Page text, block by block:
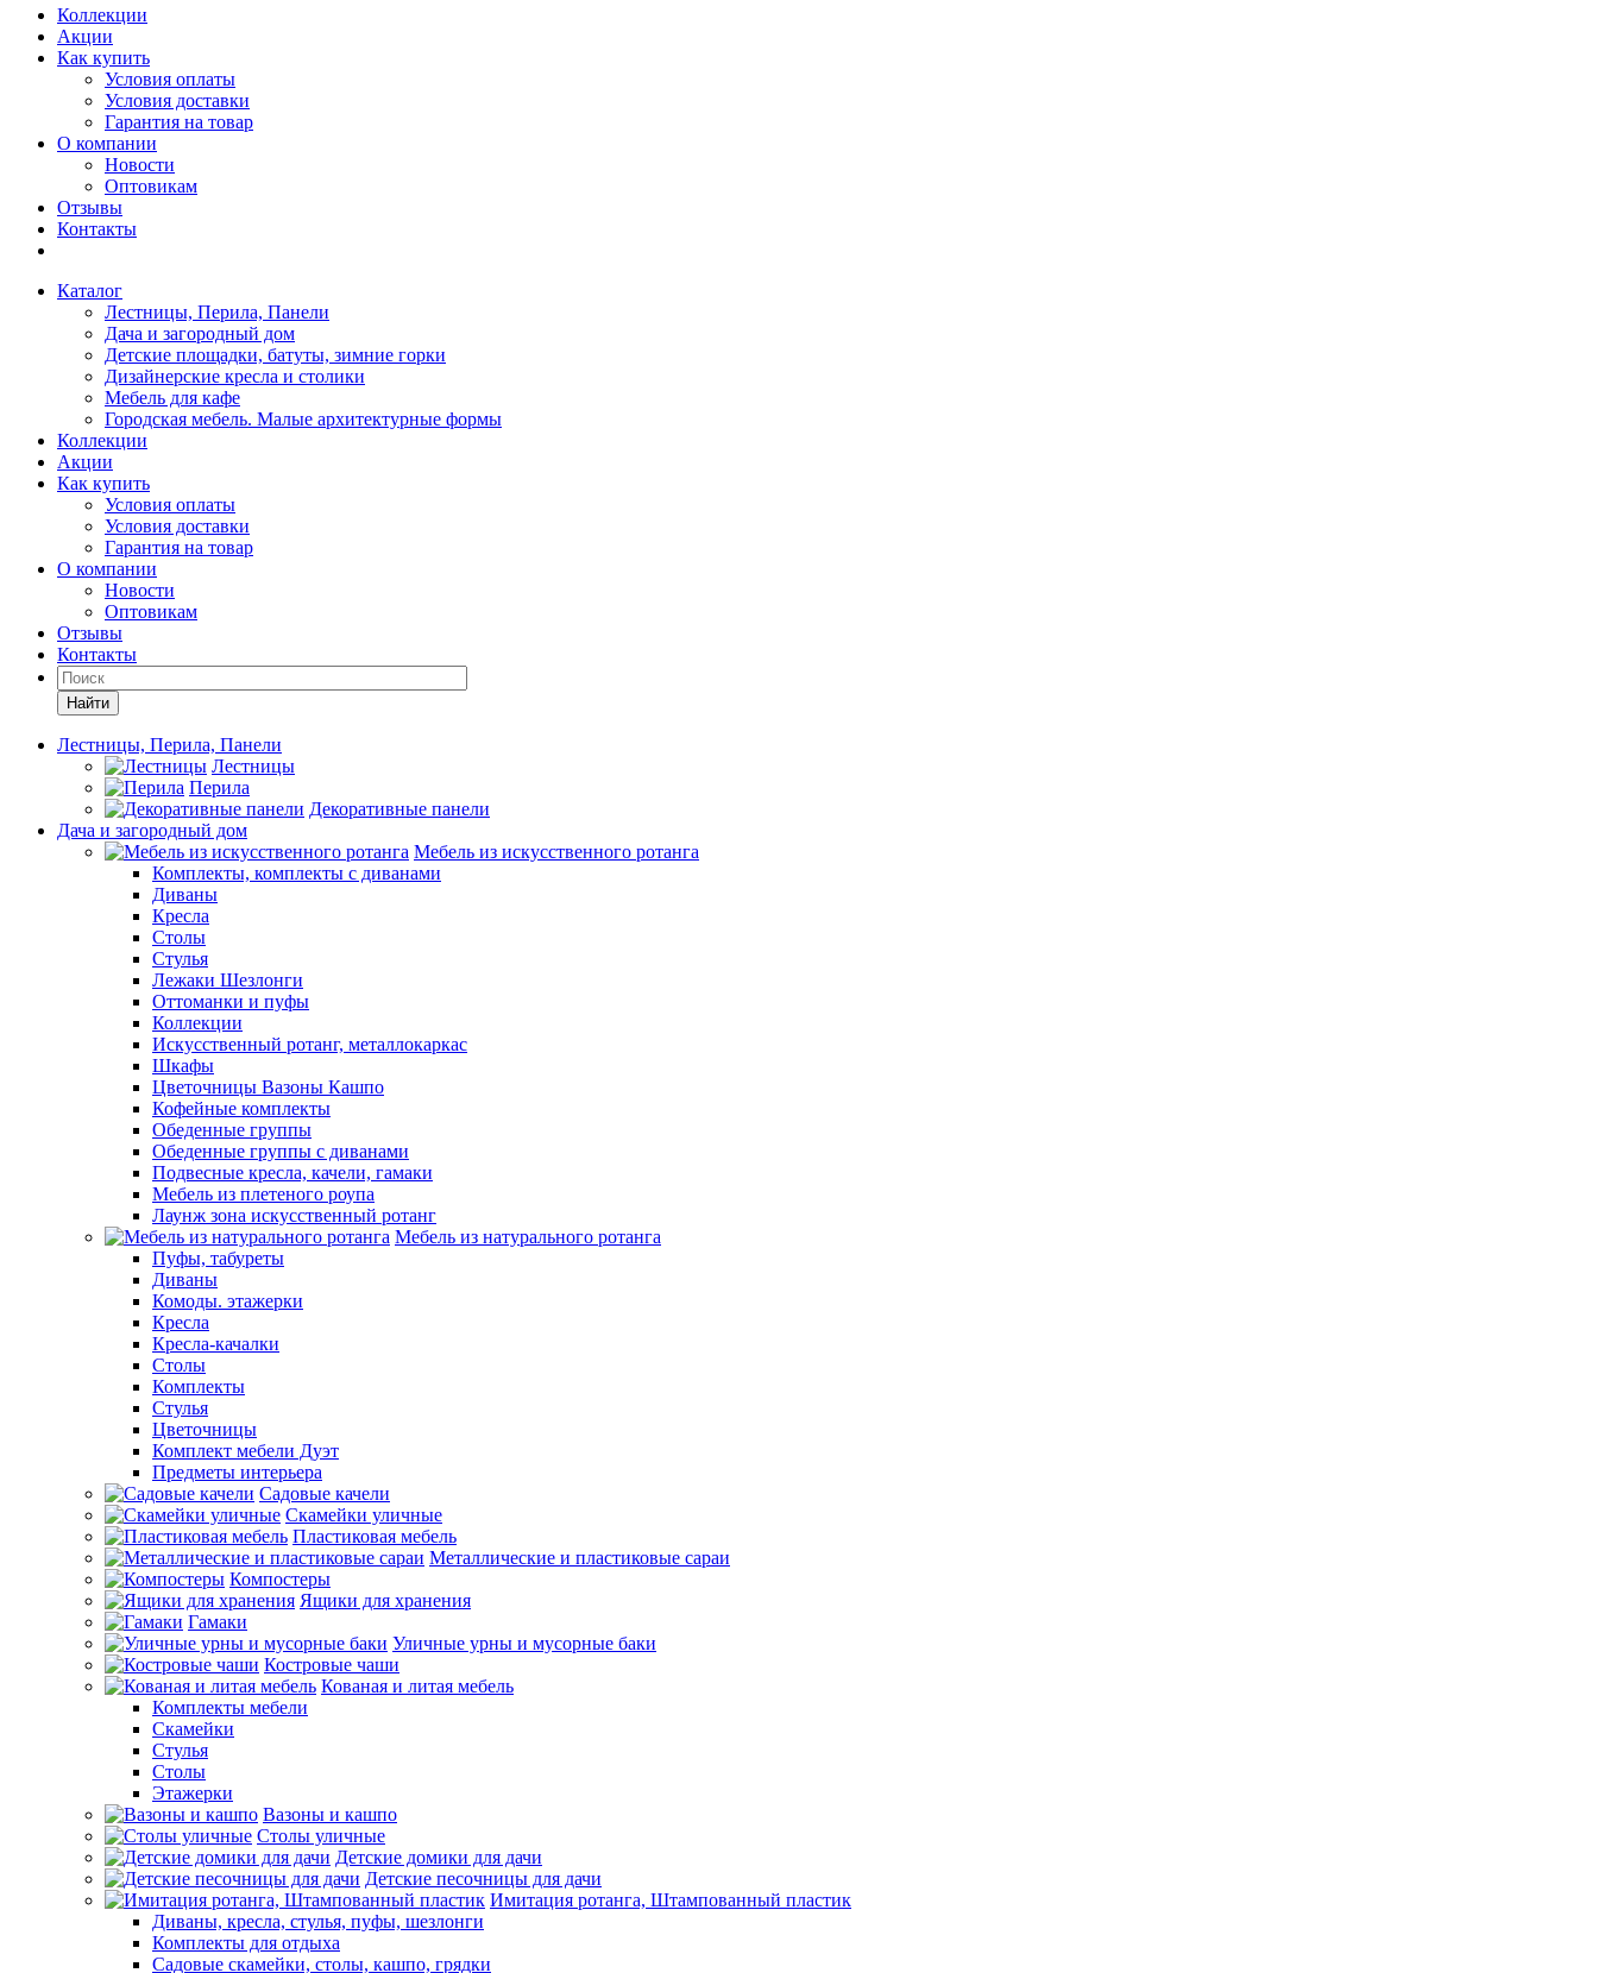
Коллекции
Акции
Как купить
Условия оплаты
Условия доставки
Гарантия на товар
О компании
Новости
Оптовикам
Отзывы
Контакты
Каталог
Лестницы, Перила, Панели
Дача и загородный дом
Детские площадки, батуты, зимние горки
Дизайнерские кресла и столики
Мебель для кафе
Городская мебель. Малые архитектурные формы
Коллекции
Акции
Как купить
Условия оплаты
Условия доставки
Гарантия на товар
О компании
Новости
Оптовикам
Отзывы
Контакты
Найти
Лестницы, Перила, Панели
Лестницы
Перила
Декоративные панели
Дача и загородный дом
Мебель из искусственного ротанга
Комплекты, комплекты с диванами
Диваны
Кресла
Столы
Стулья
Лежаки Шезлонги
Оттоманки и пуфы
Коллекции
Искусственный ротанг, металлокаркас
Шкафы
Цветочницы Вазоны Кашпо
Кофейные комплекты
Обеденные группы
Обеденные группы с диванами
Подвесные кресла, качели, гамаки
Мебель из плетеного роупа
Лаунж зона искусственный ротанг
Мебель из натурального ротанга
Пуфы, табуреты
Диваны
Комоды. этажерки
Кресла
Кресла-качалки
Столы
Комплекты
Стулья
Цветочницы
Комплект мебели Дуэт
Предметы интерьера
Садовые качели
Скамейки уличные
Пластиковая мебель
Металлические и пластиковые сараи
Компостеры
Ящики для хранения
Гамаки
Уличные урны и мусорные баки
Костровые чаши
Кованая и литая мебель
Комплекты мебели
Скамейки
Стулья
Столы
Этажерки
Вазоны и кашпо
Столы уличные
Детские домики для дачи
Детские песочницы для дачи
Имитация ротанга, Штампованный пластик
Диваны, кресла, стулья, пуфы, шезлонги
Комплекты для отдыха
Садовые скамейки, столы, кашпо, грядки